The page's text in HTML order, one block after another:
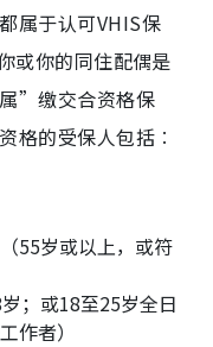
属于认可VHIS保
或你的同住配偶是
”缴交合资格保
格的受保人包括︰
55岁或以上，或符
；或18至25岁全日
作者）